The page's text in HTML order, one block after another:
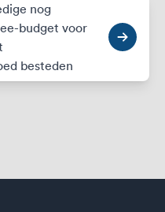
nog
budget voor
besteden